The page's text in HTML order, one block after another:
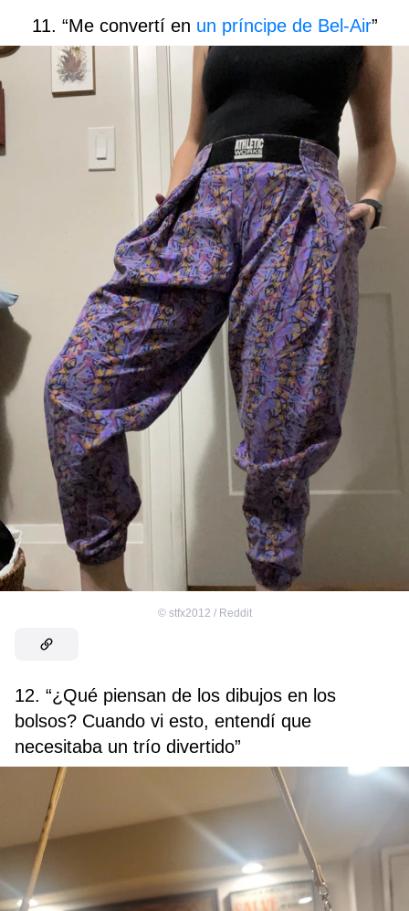
11. “Me convertí en un príncipe de Bel-Air”
© stfx2012 / Reddit
12. “¿Qué piensan de los dibujos en los
bolsos? Cuando vi esto, entendí que
necesitaba un trío divertido”